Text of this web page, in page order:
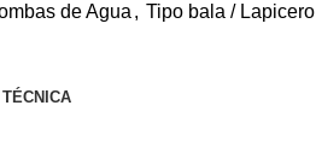
de Agua , Tipo bala / Lapicero